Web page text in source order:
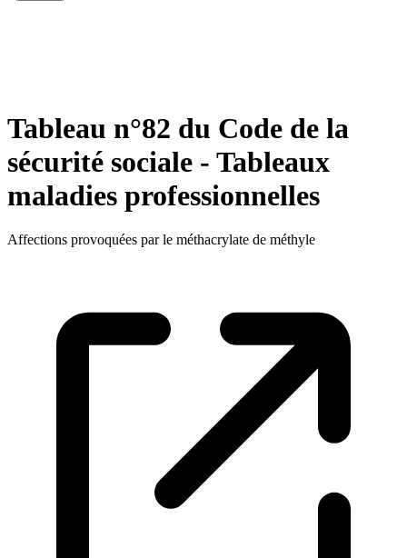
Tableau n°82 du Code de la
sécurité sociale - Tableaux
maladies professionnelles
Affections provoquées par le méthacrylate de méthyle